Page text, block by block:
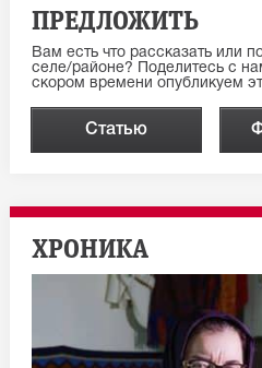
ПРЕДЛОЖИТЬ
Вам есть что рассказать или
селе/районе? Поделитесь с
скором времени опубликуем
Статью
ХРОНИКА